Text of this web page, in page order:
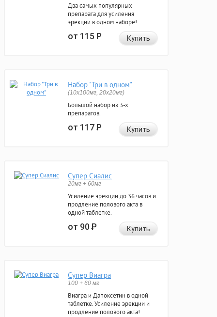
Два самых популярных
препарата для усиления
эрекции в одном наборе!
от 115Р Купить
Набор "Три в одном"
(10x100мг, 20x20мг)
Большой набор из 3-х
препаратов.
от 117Р Купить
Супер Сиалис
20мг + 60мг
Усиление эрекции до 36 часов и
продление полового акта в
одной таблетке.
от 90Р Купить
Супер Виагра
100 + 60 мг
Виагра и Дапоксетин в одной
таблетке. Усиление эрекции и
продление полового акта!